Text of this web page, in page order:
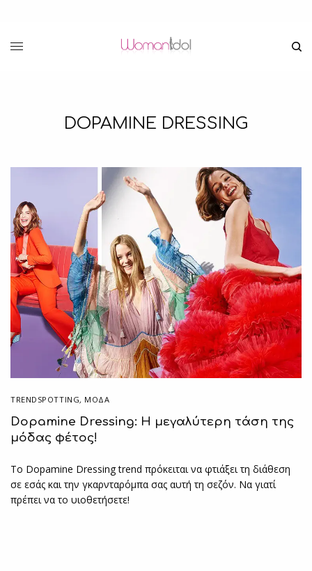
DOPAMINE DRESSING
TRENDSPOTTING, ΜΟΔΑ
Dopamine Dressing: Η μεγαλύτερη τάση της
μόδας φέτος!
Το Dopamine Dressing trend πρόκειται να φτιάξει τη διάθεση
σε εσάς και την γκαρνταρόμπα σας αυτή τη σεζόν. Να γιατί
πρέπει να το υιοθετήσετε!